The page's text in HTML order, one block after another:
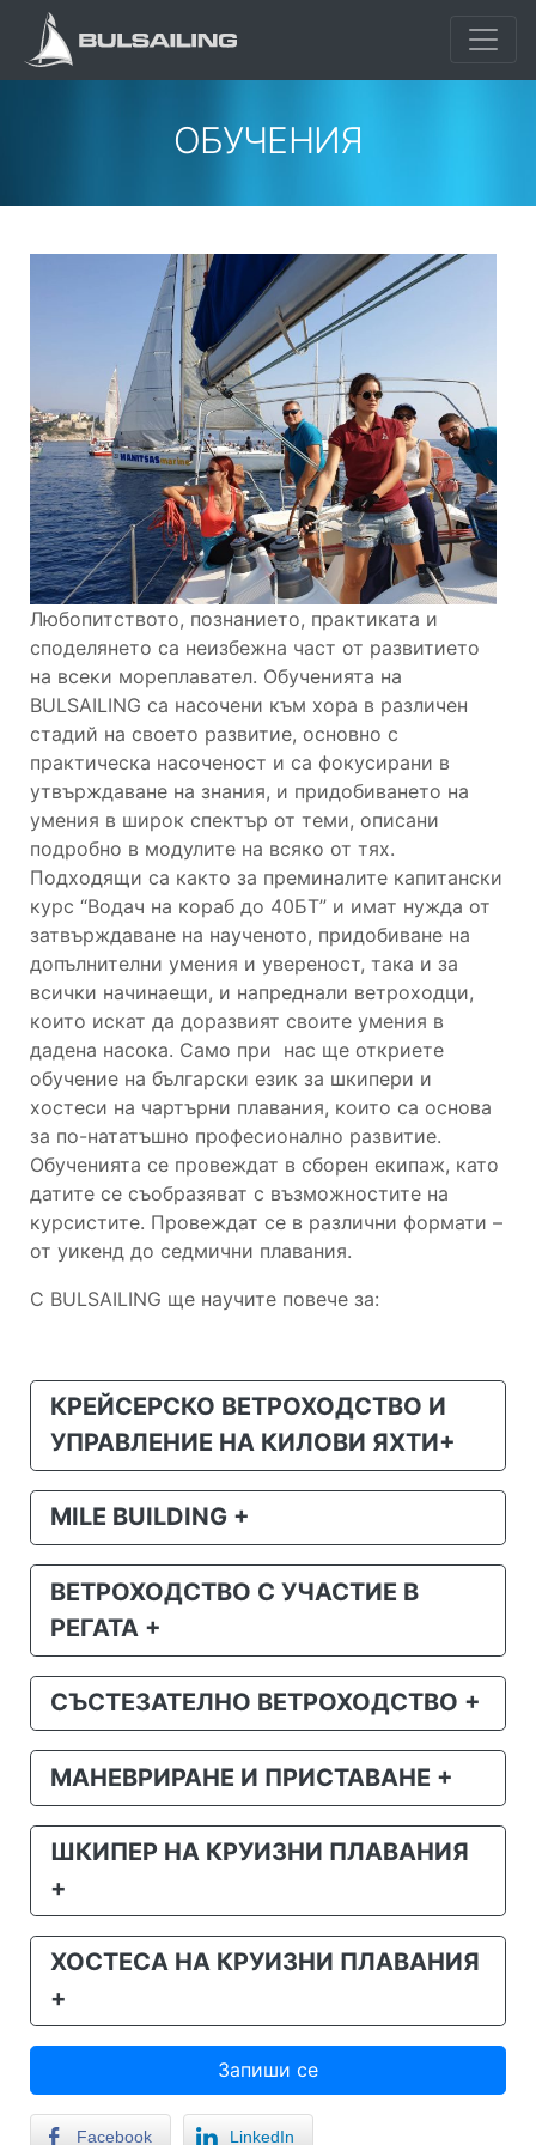
ОБУЧЕНИЯ
Любопитството, познанието, практиката и
споделянето са неизбежна част от развитието
на всеки мореплавател. Обученията на
BULSAILING са насочени към хора в различен
стадий на своето развитие, основно с
практическа насоченост и са фокусирани в
утвърждаване на знания, и придобиването на
умения в широк спектър от теми, описани
подробно в модулите на всяко от тях.
Подходящи са както за преминалите капитански
курс “Водач на кораб до 40БТ” и имат нужда от
затвърждаване на наученото, придобиване на
допълнителни умения и увереност, така и за
всички начинаещи, и напреднали ветроходци,
които искат да доразвият своите умения в
дадена насока. Само при нас ще откриете
обучение на български език за шкипери и
хостеси на чартърни плавания, които са основа
за по-нататъшно професионално развитие.
Обученията се провеждат в сборен екипаж, като
датите се съобразяват с възможностите на
курсистите. Провеждат се в различни формати –
от уикенд до седмични плавания.
С BULSAILING ще научите повече за:
КРЕЙСЕРСКО ВЕТРОХОДСТВО И
УПРАВЛЕНИЕ НА КИЛОВИ ЯХТИ+
MILE BUILDING +
ВЕТРОХОДСТВО С УЧАСТИЕ В
РЕГАТА +
СЪСТЕЗАТЕЛНО ВЕТРОХОДСТВО +
МАНЕВРИРАНЕ И ПРИСТАВАНЕ +
ШКИПЕР НА КРУИЗНИ ПЛАВАНИЯ
+
ХОСТЕСА НА КРУИЗНИ ПЛАВАНИЯ
+
Запиши се
Facebook LinkedIn